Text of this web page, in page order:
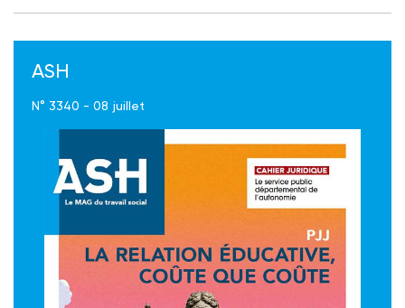
ASH
N° 3340 - 08 juillet